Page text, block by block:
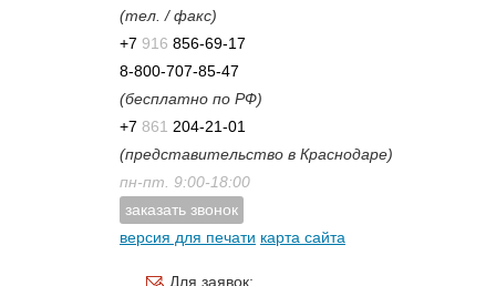
(тел. / факс)
+7 916 856-69-17
8-800-707-85-47
(бесплатно по РФ)
+7 861 204-21-01
(представительство в Краснодаре)
пн-пт. 9:00-18:00
заказать звонок
версия для печати карта сайта
Для заявок: